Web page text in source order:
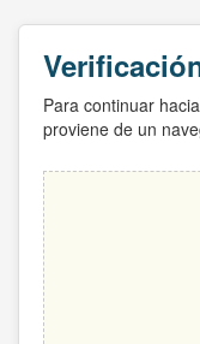
Para continuar
proviene de un